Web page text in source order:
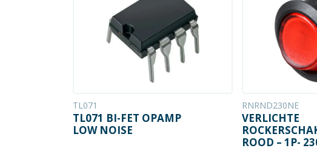
TL071
TL071 BI-FET OPAMP
LOW NOISE
RNRND230NE
VERLICHTE
ROOD – 1P-